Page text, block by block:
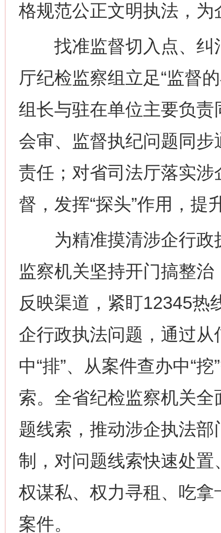
格规范公正文明执法，
找准监督切入点、纠
厅纪检监察组立足“监督
组长与驻在单位主要负
会审、监督执纪问题同
责任；对省司法厅落实
督，发挥“探头”作用，提
为精准摸清涉企行政
监察机关坚持开门搞整
反映渠道，紧盯12345热
企行政执法问题，通过从
中“排”、从案件查办中“
索。全省纪检监察机关
题线索，推动涉企执法
制，对问题线索快速处
权谋私、权力寻租、吃
案件。